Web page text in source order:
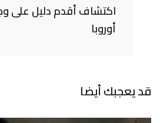
اكتشاف أقدم دليل على
أوروبا
قد يعجبك أيضا